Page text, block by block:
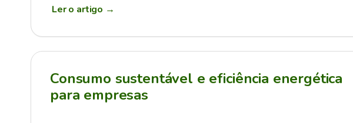
Ler o artigo →
Consumo sustentável e eficiência energética
para empresas